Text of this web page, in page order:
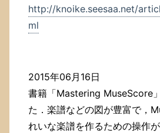
http://knoike.seesaa.net/
ml
2015年06月16日
書籍「Mastering MuseScore
た．楽譜などの図が豊富で，
れいな楽譜を作るための操作